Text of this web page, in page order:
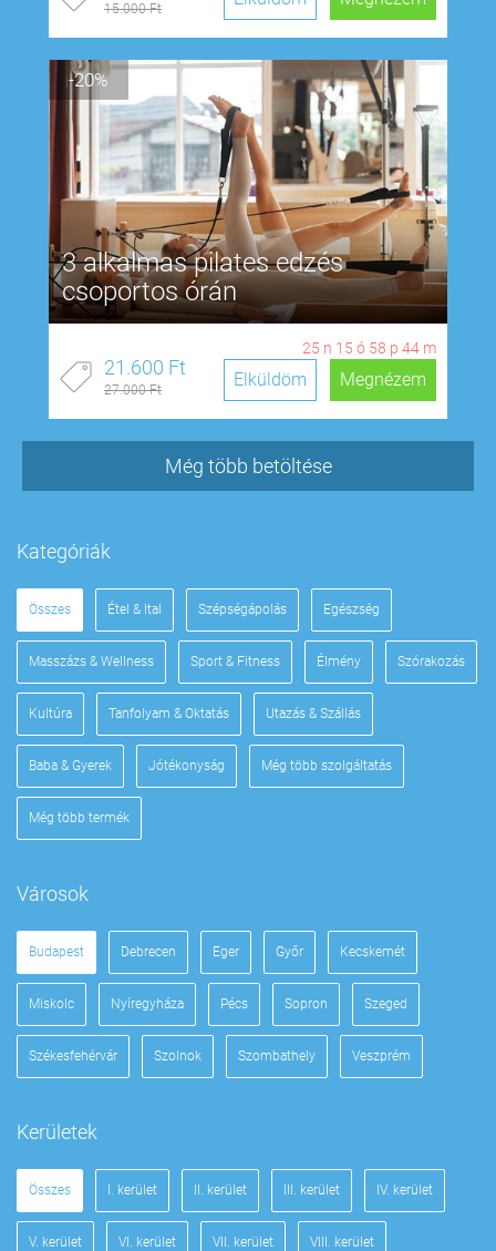
15.000 Ft
-20%
3 alkalmas pilates edzés
csoportos órán
25 n 15 ó 58 p 43 m
21.600 Ft
27.000 Ft Megnézem
Elküldöm
Még több betöltése
Kategóriák
Összes Étel & Ital Szépségápolás Egészség
Masszázs & Wellness Sport & Fitness Élmény Szórakozás
Kultúra Tanfolyam & Oktatás Utazás & Szállás
Baba & Gyerek Jótékonyság Még több szolgáltatás
Még több termék
Városok
Budapest Debrecen Eger Győr Kecskemét
Miskolc Nyíregyháza Pécs Sopron Szeged
Székesfehérvár Szolnok Szombathely Veszprém
Kerületek
Összes I. kerület II. kerület III. kerület IV. kerület
V. kerület VI. kerület VII. kerület VIII. kerület